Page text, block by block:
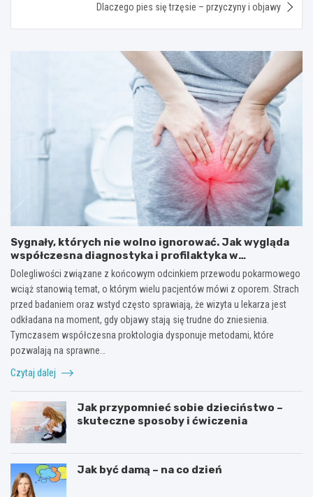
Dlaczego pies się trzęsie – przyczyny i objawy
Sygnały, których nie wolno ignorować. Jak wygląda
współczesna diagnostyka i profilaktyka w
proktologii?
Dolegliwości związane z końcowym odcinkiem przewodu pokarmowego
wciąż stanowią temat, o którym wielu pacjentów mówi z oporem. Strach
przed badaniem oraz wstyd często sprawiają, że wizyta u lekarza jest
odkładana na moment, gdy objawy stają się trudne do zniesienia.
Tymczasem współczesna proktologia dysponuje metodami, które
pozwalają na sprawne…
Czytaj dalej
Jak przypomnieć sobie dzieciństwo –
skuteczne sposoby i ćwiczenia
Jak być damą – na co dzień